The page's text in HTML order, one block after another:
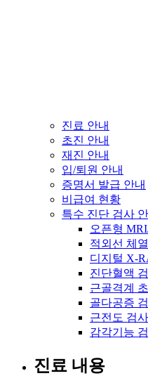
진료 안내
초진 안내
재진 안내
입/퇴원 안내
증명서 발급 안내
비급여 현황
특수 진단 검사
오픈형
적외선 체
디지털 X-
진단혈액
근골격계
골다공증
근전도 검사
감각기능
진료 내용